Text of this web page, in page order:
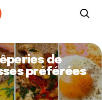
de
préférées